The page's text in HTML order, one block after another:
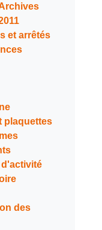
et arrêtés
plaquettes
des